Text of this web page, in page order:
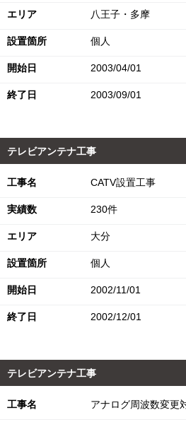
エリア 八王子・多摩
設置箇所 個人
開始日 2003/04/01
終了日 2003/09/01
テレビアンテナ工事
工事名 CATV設置工事
実績数 230件
エリア 大分
設置箇所 個人
開始日 2002/11/01
終了日 2002/12/01
テレビアンテナ工事
工事名 アナログ周波数変更